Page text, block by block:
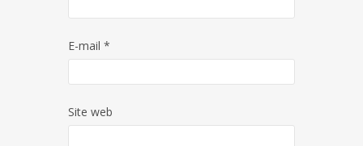
E-mail *
Site web